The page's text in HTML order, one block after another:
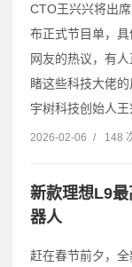
CTO王兴兴将出
布正式节目单，
网友的热议，有
睹这些科技大佬
宇树科技创始人王
2026-02-06 / 148
新款理想L9
器人
赶在春节前夕，